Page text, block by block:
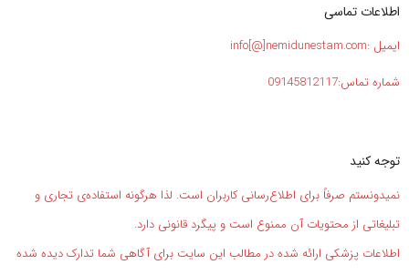
اطلاعات تماسی
ایمیل :info[@]nemidunestam.com
شماره تماس:09145812117
توجه کنید
نمیدونستم صرفاً برای اطلاع‌رسانی کاربران است. لذا هرگونه استفاده‌ی تجاری و
تبلیغاتی از محتویات آن ممنوع است و پیگرد قانونی دارد.
اطلاعات پزشکی ارائه شده در مطالب این سایت برای آگاهی شما تدارک دیده شده